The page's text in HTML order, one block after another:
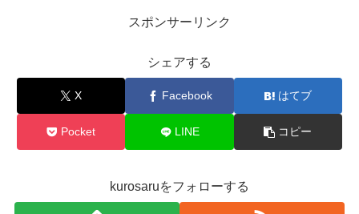
スポンサーリンク
シェアする
X Facebook はてブ
Pocket LINE コピー
kurosaruをフォローする